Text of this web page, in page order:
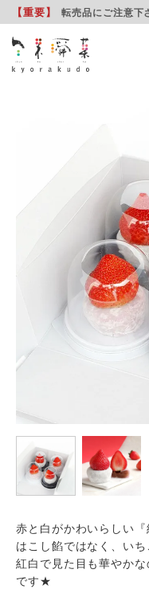
【重要】 転売品にご注意下
赤と白がかわいらしい
はこし餡ではなく、い
紅白で見た目も華やか
です★